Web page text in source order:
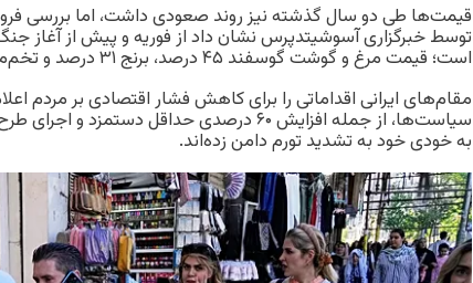
قیمت‌ها طی دو سال گذشته نیز روند صعودی داشت، اما بررسی
توسط خبرگزاری آسوشیتدپرس نشان داد از فوریه و پیش از آغاز
است؛ قیمت مرغ و گوشت گوسفند ۴۵ درصد، برنج ۳۱ درصد و تخم‌مرغ ۶۰ درصد افزایش یافته است.
مقام‌های ایرانی اقداماتی را برای کاهش فشار اقتصادی بر مردم
سیاست‌ها، از جمله افزایش ۶۰ درصدی حداقل
به خودی خود به تشدید تورم دامن زده‌اند.